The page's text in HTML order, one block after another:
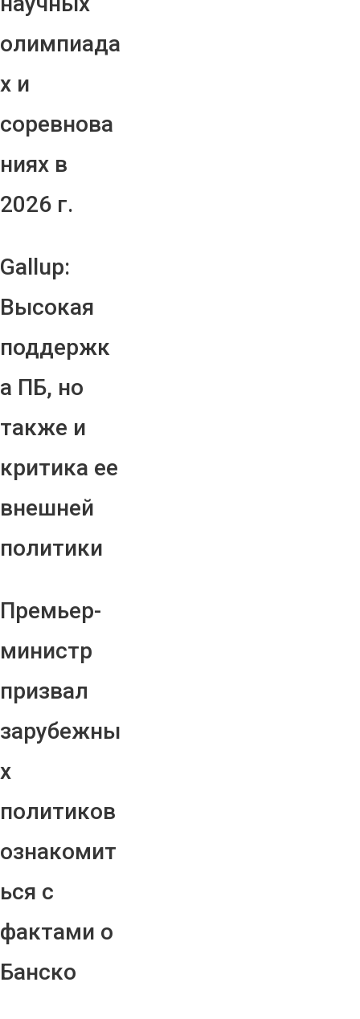
олимпиада
х и
соревнова
ниях в
2026 г.
Gallup:
Высокая
поддержк
а ПБ, но
также и
критика ее
внешней
политики
Премьер-
министр
призвал
зарубежны
х
политиков
ознакомит
ься с
фактами о
Банско